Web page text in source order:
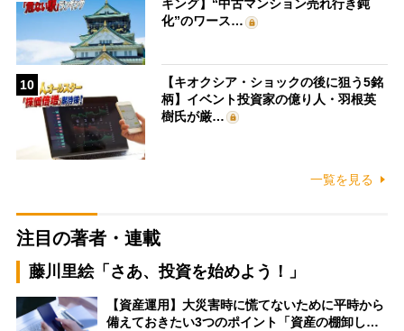
キング】“中古マンション売れ行き鈍
化”のワース…
10
【キオクシア・ショックの後に狙う5銘
柄】イベント投資家の億り人・羽根英
樹氏が厳…
一覧を見る
注目の著者・連載
藤川里絵「さあ、投資を始めよう！」
【資産運用】大災害時に慌てないために平時から
備えておきたい3つのポイント「資産の棚卸し…